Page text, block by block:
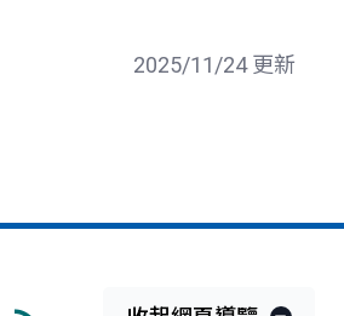
2025/11/24 更新